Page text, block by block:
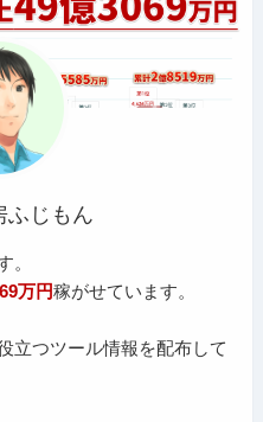
ふじもん
。
万円稼がせています。
立つツール情報を配布して